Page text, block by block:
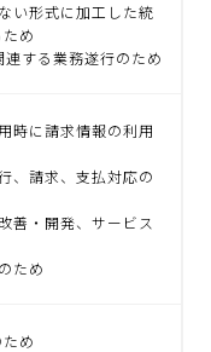
い形式に加工した統
め
する業務遂行のため
時に請求情報の利用
、請求、支払対応の
善・開発、サービス
ため
め